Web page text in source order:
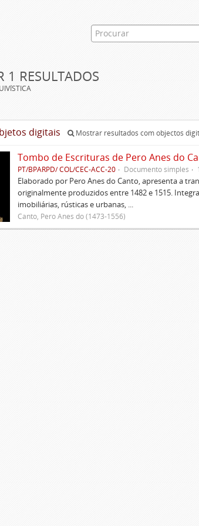
1 RESULTADOS
digitais Mostrar resultados com objectos
Tombo de Escrituras de Pero Anes do
PT/BPARPD/ COL/CEC-ACC-20 Documento simples
Elaborado por Pero Anes do Canto, apresenta a
originalmente produzidos entre 1482 e 1515.
imobiliárias, rústicas e urbanas, ...
Canto, Pero Anes do (1473-1556)